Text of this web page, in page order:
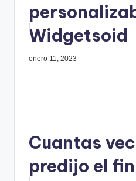
Widgetsoid
enero 11, 2023
Cuantas
predijo el